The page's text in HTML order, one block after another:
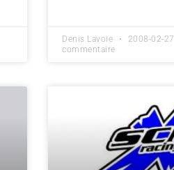
Denis Lavoie 2008-02-27
commentaire